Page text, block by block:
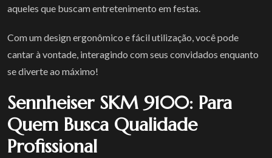
aqueles que buscam entretenimento em festas.
Com um design ergonômico e fácil utilização, você pode
cantar à vontade, interagindo com seus convidados enquanto
se diverte ao máximo!
Sennheiser SKM 9100: Para
Quem Busca Qualidade
Profissional